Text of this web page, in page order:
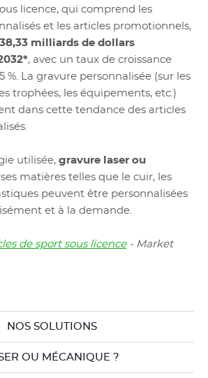
licence, qui comprend les
et les articles promotionnels,
38,33 milliards de dollars
, avec un taux de croissance
%. La gravure personnalisée (sur les
trophées, les équipements, etc.)
dans cette tendance des articles
utilisée, gravure laser ou
matières telles que le cuir, les
peuvent être personnalisées
et à la demande.
de sport sous licence- Market
NOS SOLUTIONS
OU MÉCANIQUE ?